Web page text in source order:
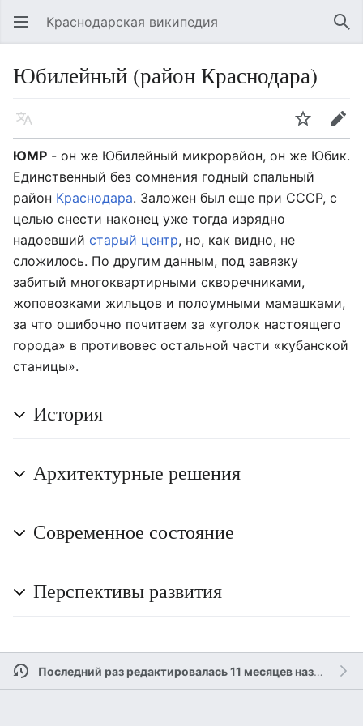
Открыть главное меню Краснодарская википедия
Юбилейный (район Краснодара)
Язык Следить
ЮМР - он же Юбилейный микрорайон, он же Юбик.
Единственный без сомнения годный спальный
район Краснодара. Заложен был еще при СССР, с
целью снести наконец уже тогда изрядно
надоевший старый центр, но, как видно, не
сложилось. По другим данным, под завязку
забитый многоквартирными скворечниками,
жоповозками жильцов и полоумными мамашками,
за что ошибочно почитаем за «уголок настоящего
города» в противовес остальной части «кубанской
станицы».
История
Архитектурные решения
Современное состояние
Перспективы развития
Последний раз редактировалась 11 месяцев назад